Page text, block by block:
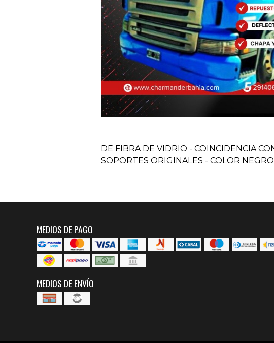
DE FIBRA DE VIDRIO - COINCIDENCIA
SOPORTES ORIGINALES - COLOR
MEDIOS DE PAGO
MEDIOS DE ENVÍO